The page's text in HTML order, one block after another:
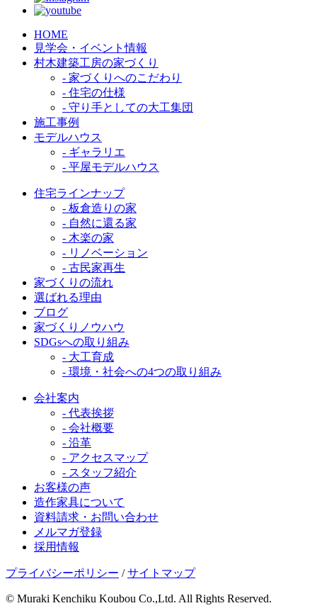
HOME
見学会・イベント情報
村木建築工房の家づくり
- 家づくりへのこだわり
- 住宅の仕様
- 守り手としての大工集団
施工事例
モデルハウス
- ギャラリエ
- 平屋モデルハウス
住宅ラインナップ
- 板倉造りの家
- 自然に還る家
- 木楽の家
- リノベーション
- 古民家再生
家づくりの流れ
選ばれる理由
ブログ
家づくりノウハウ
SDGsへの取り組み
- 大工育成
- 環境・社会への4つの取り組み
会社案内
- 代表挨拶
- 会社概要
- 沿革
- アクセスマップ
- スタッフ紹介
お客様の声
造作家具について
資料請求・お問い合わせ
メルマガ登録
採用情報
プライバシーポリシー /サイトマップ
© Muraki Kenchiku Koubou Co.,Ltd. All Rights Reserved.